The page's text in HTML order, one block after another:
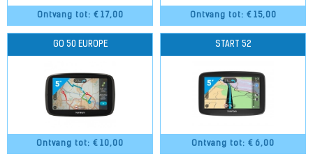
Ontvang tot: € 17,00 Ontvang tot: € 15,00
Ontvang tot: € 10,00
GO 50 EUROPE
Ontvang tot: € 6,00
START 52